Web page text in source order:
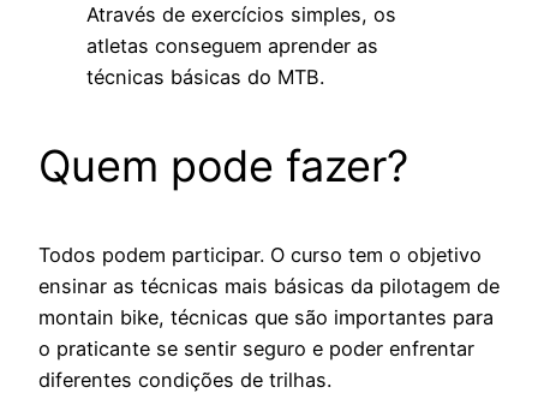
Através de exercícios simples, os
atletas conseguem aprender as
técnicas básicas do MTB.
Quem pode fazer?
Todos podem participar. O curso tem o objetivo
ensinar as técnicas mais básicas da pilotagem de
montain bike, técnicas que são importantes para
o praticante se sentir seguro e poder enfrentar
diferentes condições de trilhas.